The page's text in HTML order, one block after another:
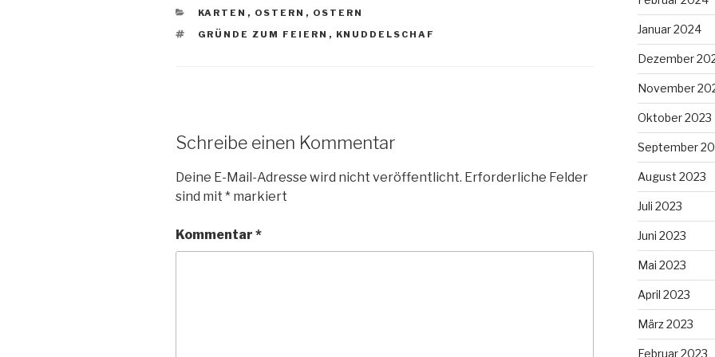
KATEGORIEN
KARTEN , OSTERN , OSTERN
SCHLAGWÖRTER
GRÜNDE ZUM FEIERN , KNUDDELSCHAF
Schreibe einen Kommentar
Deine E-Mail-Adresse wird nicht veröffentlicht. Erforderliche Felder
sind mit * markiert
Kommentar *
Januar 2024
Dezember
November
Oktober 2023
September
August 2023
Juli 2023
Juni 2023
Mai 2023
April 2023
März 2023
Februar 2023